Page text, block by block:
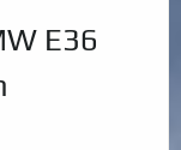
E36